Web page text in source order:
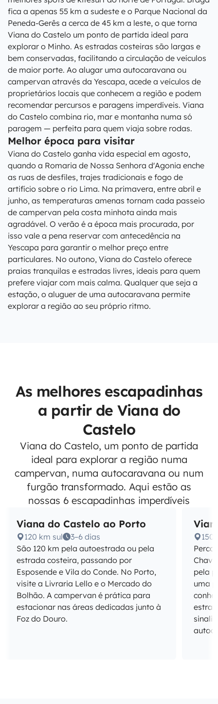
fica a apenas 55 km a sudeste e o Parque Nacional da
Peneda-Gerês a cerca de 45 km a leste, o que torna
Viana do Castelo um ponto de partida ideal para
explorar o Minho. As estradas costeiras são largas e
bem conservadas, facilitando a circulação de veículos
de maior porte. Ao alugar uma autocaravana ou
campervan através da Yescapa, acede a veículos de
proprietários locais que conhecem a região e podem
recomendar percursos e paragens imperdíveis. Viana
do Castelo combina rio, mar e montanha numa só
paragem — perfeita para quem viaja sobre rodas.
Melhor época para visitar
Viana do Castelo ganha vida especial em agosto,
quando a Romaria de Nossa Senhora d'Agonia enche
as ruas de desfiles, trajes tradicionais e fogo de
artifício sobre o rio Lima. Na primavera, entre abril e
junho, as temperaturas amenas tornam cada passeio
de campervan pela costa minhota ainda mais
agradável. O verão é a época mais procurada, por
isso vale a pena reservar com antecedência na
Yescapa para garantir o melhor preço entre
particulares. No outono, Viana do Castelo oferece
praias tranquilas e estradas livres, ideais para quem
prefere viajar com mais calma. Qualquer que seja a
estação, o aluguer de uma autocaravana permite
explorar a região ao seu próprio ritmo.
As melhores escapadinhas
a partir de Viana do
Castelo
Viana do Castelo, um ponto de partida
ideal para explorar a região numa
campervan, numa autocaravana ou num
furgão transformado. Aqui estão as
nossas 6 escapadinhas imperdíveis
Viana do Castelo ao Porto
120 km sul
3–6 dias
São 120 km pela autoestrada ou pela
estrada costeira, passando por
Esposende e Vila do Conde. No Porto,
visite a Livraria Lello e o Mercado do
Bolhão. A campervan é prática para
estacionar nas áreas dedicadas junto à
Foz do Douro.
150
pela
uma